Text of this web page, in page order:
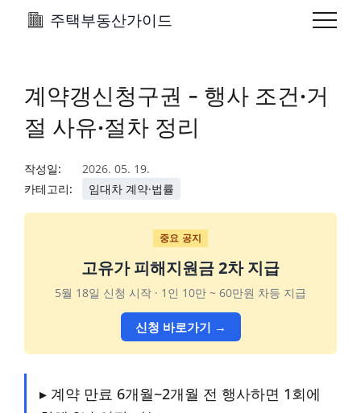
주택부동산가이드
계약갱신청구권 - 행사 조건·거
절 사유·절차 정리
작성일:
2026. 05. 19.
카테고리:
임대차 계약·법률
중요 공지
고유가 피해지원금 2차 지급
5월 18일 신청 시작 · 1인 10만 ~ 60만원 차등 지급
신청 바로가기 →
▸ 계약 만료 6개월~2개월 전 행사하면 1회에